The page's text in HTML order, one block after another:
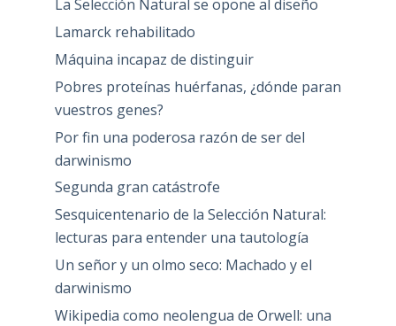
La Selección Natural se opone al diseño
Lamarck rehabilitado
Máquina incapaz de distinguir
Pobres proteínas huérfanas, ¿dónde paran
vuestros genes?
Por fin una poderosa razón de ser del
darwinismo
Segunda gran catástrofe
Sesquicentenario de la Selección Natural:
lecturas para entender una tautología
Un señor y un olmo seco: Machado y el
darwinismo
Wikipedia como neolengua de Orwell: una